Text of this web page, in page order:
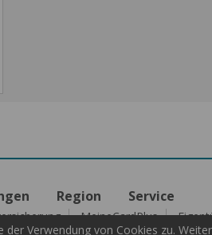
Region Service
MeineCardPlus
Verwendung von Cookies zu.